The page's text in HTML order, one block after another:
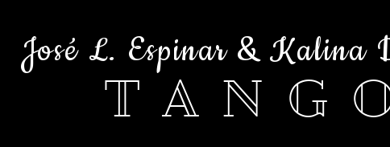
José L. Espinar & Kalina
T A N G